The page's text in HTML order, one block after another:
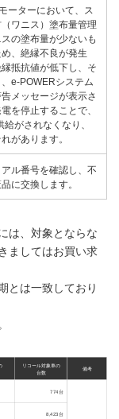
ーターにおいて、ス
ワニス）塗布量管理
の塗布量が少ないも
、絶縁不良が発生
抵抗値が低下し、そ
e-POWERシステム
メッセージが表示さ
を停止することで、
がされなくなり、
があります。
ル番号を確認し、不
に交換します。
は、対象とならな
ましてはお買い求
とは一致しており
リコール対象車の
台数
備考
774台
8,423台